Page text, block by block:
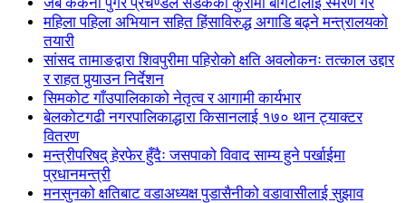
महिला पहिला अभियान सहित हिंसाविरुद्ध अगाडि बढ्ने मन्त्रालयको
तयारी
सांसद तामाङद्वारा शिवपुरीमा पहिरोको क्षति अवलोकनः तत्काल उद्दार
र राहत पुर्‍याउन निर्देशन
सिमकोट गाँउपालिकाको नेतृत्व र आगामी कार्यभार
बेलकोटगढी नगरपालिकाद्धारा किसानलाई १७० थान ट्याक्टर
वितरण
मन्त्रीपरिषद् हेरफेर हुँदैः जसपाको विवाद साम्य हुने पर्खाईमा
प्रधानमन्त्री
मनसुनको क्षतिबाट वडाअध्यक्ष पुडासैनीको वडावासीलाई सुझाव